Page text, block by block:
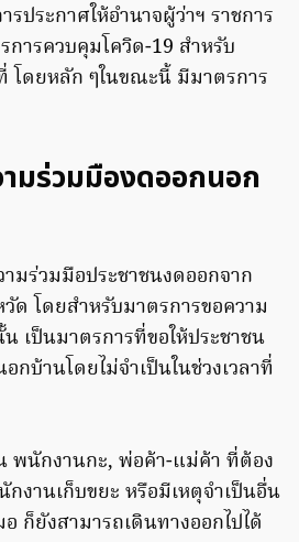
ประกาศให้อำนาจผู้ว่าฯ ราชการ
การควบคุมโควิด-19 สำหรับ
โดยหลัก ๆในขณะนี้ มีมาตรการ
มร่วมมืองดออกนอก
มร่วมมือประชาชนงดออกจาก
ด โดยสำหรับมาตรการขอความ
เป็นมาตรการที่ขอให้ประชาชน
กบ้านโดยไม่จำเป็นในช่วงเวลาที่
พนักงานกะ, พ่อค้า-แม่ค้า ที่ต้อง
กงานเก็บขยะ หรือมีเหตุจำเป็นอื่น
ก็ยังสามารถเดินทางออกไปได้